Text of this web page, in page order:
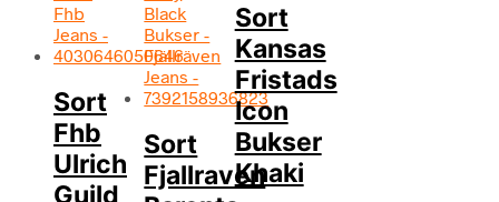
Sort
Fhb
Ulrich
Guild
Sort
Fjallraven
Sort
Kansas
Fristads
Icon
Bukser
Khaki